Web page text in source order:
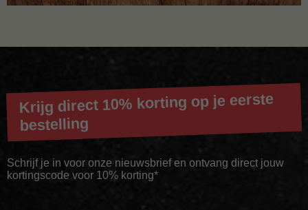
Krijg direct 10% korting op je eerste
bestelling
Schrijf je in voor onze nieuwsbrief en ontvang direct jouw
kortingscode voor 10% korting*